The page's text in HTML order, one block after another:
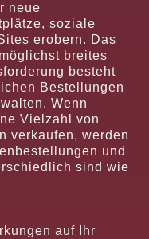
neue
soziale
erobern. Das
breites
besteht
Bestellungen
Wenn
Vielzahl von
verkaufen, werden
und
sind wie
auf Ihr